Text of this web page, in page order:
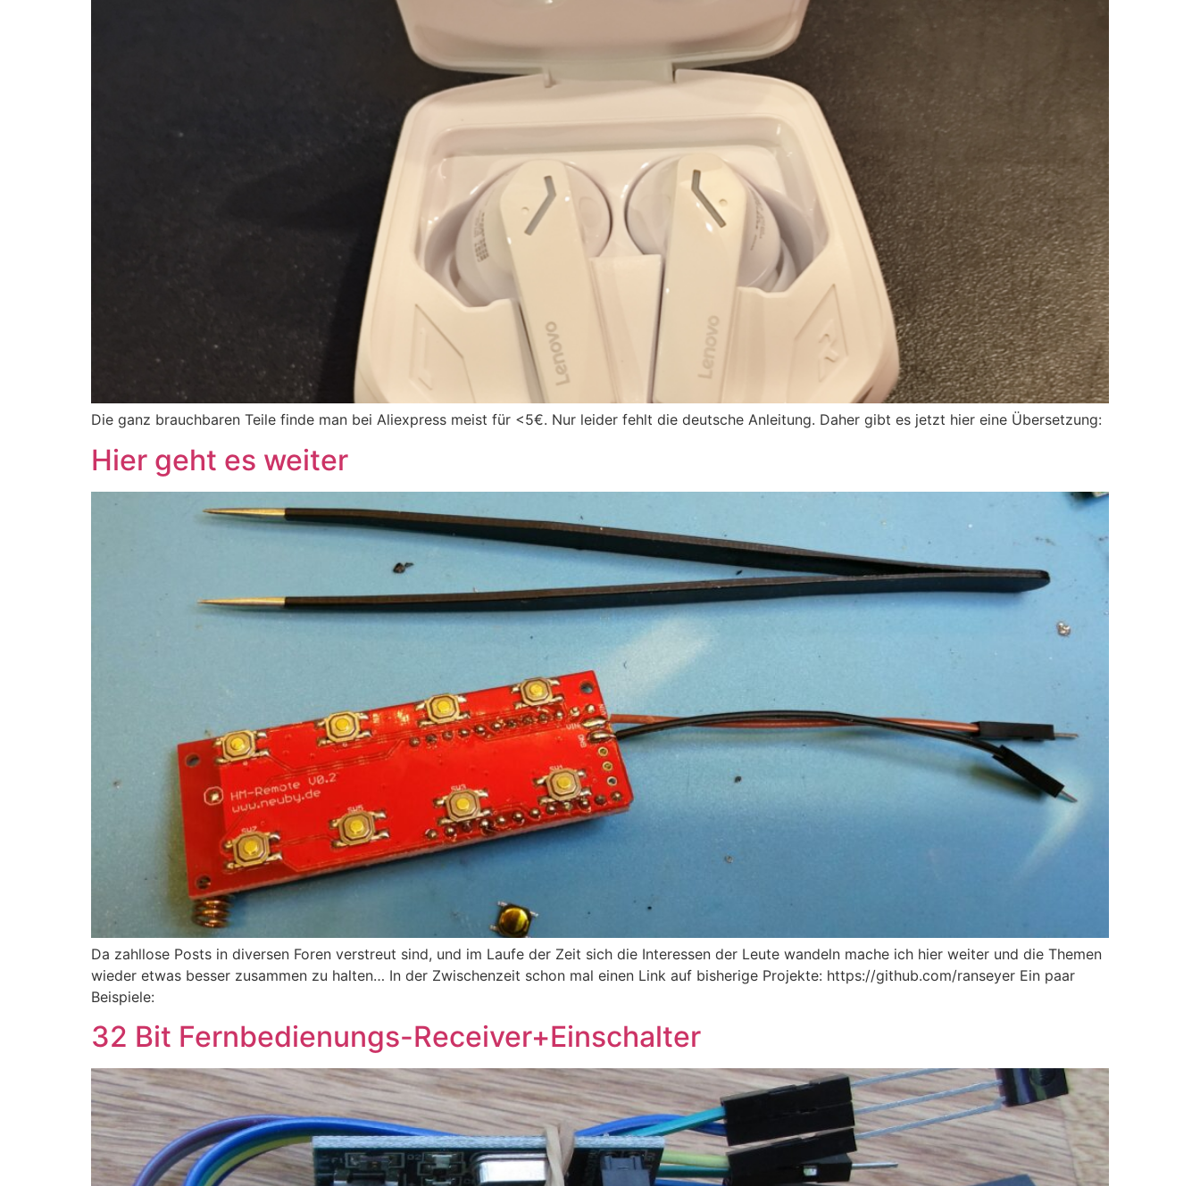
Die ganz brauchbaren Teile finde man bei Aliexpress meist für <5€. Nur leider fehlt die deutsche Anleitung. Daher gibt es jetzt hier eine Übersetzung:
Hier geht es weiter
Da zahllose Posts in diversen Foren verstreut sind, und im Laufe der Zeit sich die Interessen der Leute wandeln mache ich hier weiter und die Themen
wieder etwas besser zusammen zu halten… In der Zwischenzeit schon mal einen Link auf bisherige Projekte: https://github.com/ranseyer Ein paar
Beispiele:
32 Bit Fernbedienungs-Receiver+Einschalter